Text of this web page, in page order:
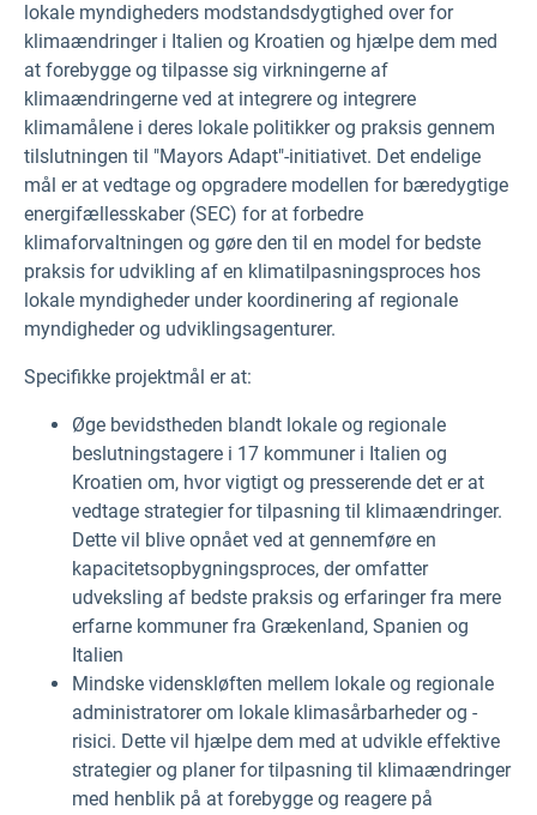
lokale myndigheders modstandsdygtighed over for
klimaændringer i Italien og Kroatien og hjælpe dem med
at forebygge og tilpasse sig virkningerne af
klimaændringerne ved at integrere og integrere
klimamålene i deres lokale politikker og praksis gennem
tilslutningen til "Mayors Adapt"-initiativet. Det endelige
mål er at vedtage og opgradere modellen for bæredygtige
energifællesskaber (SEC) for at forbedre
klimaforvaltningen og gøre den til en model for bedste
praksis for udvikling af en klimatilpasningsproces hos
lokale myndigheder under koordinering af regionale
myndigheder og udviklingsagenturer.
Specifikke projektmål er at:
Øge bevidstheden blandt lokale og regionale
beslutningstagere i 17 kommuner i Italien og
Kroatien om, hvor vigtigt og presserende det er at
vedtage strategier for tilpasning til klimaændringer.
Dette vil blive opnået ved at gennemføre en
kapacitetsopbygningsproces, der omfatter
udveksling af bedste praksis og erfaringer fra mere
erfarne kommuner fra Grækenland, Spanien og
Italien
Mindske videnskløften mellem lokale og regionale
administratorer om lokale klimasårbarheder og -
risici. Dette vil hjælpe dem med at udvikle effektive
strategier og planer for tilpasning til klimaændringer
med henblik på at forebygge og reagere på